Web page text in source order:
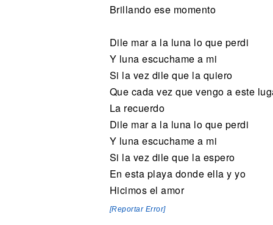
Brillando ese momento
Dile mar a la luna lo que perdi
Y luna escuchame a mi
Si la vez dile que la quiero
Que cada vez que vengo a este
La recuerdo
Dile mar a la luna lo que perdi
Y luna escuchame a mi
Si la vez dile que la espero
En esta playa donde ella y yo
Hicimos el amor
[Reportar Error]